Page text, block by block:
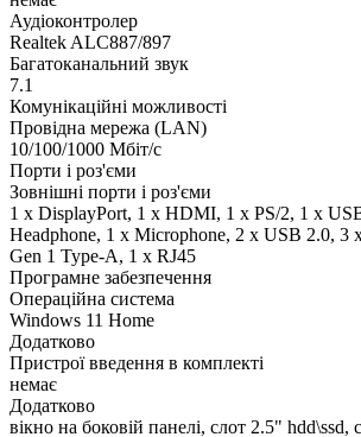
Аудіоконтролер
Realtek ALC887/897
Багатоканальний звук
7.1
Комунікаційні можливості
Провідна мережа (LAN)
10/100/1000 Мбіт/с
Порти і роз'єми
Зовнішні порти і роз'єми
1 x DisplayPort, 1 x HDMI, 1 x PS/2, 1 x
Нeadphone, 1 х Microphone, 2 x USB 2.0, 3
Gen 1 Type-A, 1 x RJ45
Програмне забезпечення
Операційна система
Windows 11 Home
Додатково
Пристрої введення в комплекті
немає
Додатково
вікно на боковій панелі, слот 2.5" hdd\ssd,